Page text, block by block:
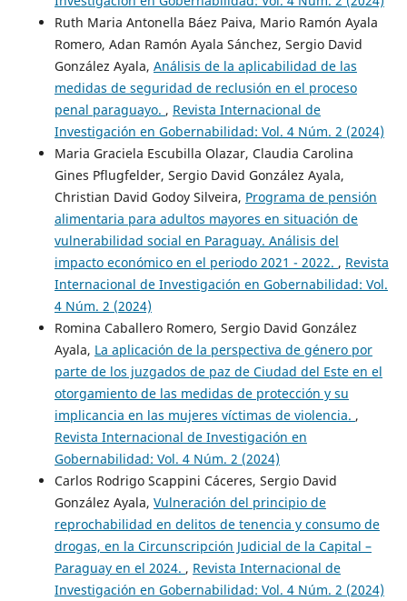
Ruth Maria Antonella Báez Paiva, Mario Ramón Ayala
Romero, Adan Ramón Ayala Sánchez, Sergio David
González Ayala, Análisis de la aplicabilidad de las
medidas de seguridad de reclusión en el proceso
penal paraguayo. , Revista Internacional de
Investigación en Gobernabilidad: Vol. 4 Núm. 2 (2024)
Maria Graciela Escubilla Olazar, Claudia Carolina
Gines Pflugfelder, Sergio David González Ayala,
Christian David Godoy Silveira, Programa de pensión
alimentaria para adultos mayores en situación de
vulnerabilidad social en Paraguay. Análisis del
impacto económico en el periodo 2021 - 2022. , Revista
Internacional de Investigación en Gobernabilidad: Vol.
4 Núm. 2 (2024)
Romina Caballero Romero, Sergio David González
Ayala, La aplicación de la perspectiva de género por
parte de los juzgados de paz de Ciudad del Este en el
otorgamiento de las medidas de protección y su
implicancia en las mujeres víctimas de violencia. ,
Revista Internacional de Investigación en
Gobernabilidad: Vol. 4 Núm. 2 (2024)
Carlos Rodrigo Scappini Cáceres, Sergio David
González Ayala, Vulneración del principio de
reprochabilidad en delitos de tenencia y consumo de
drogas, en la Circunscripción Judicial de la Capital –
Paraguay en el 2024. , Revista Internacional de
Investigación en Gobernabilidad: Vol. 4 Núm. 2 (2024)